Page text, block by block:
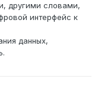
другими словами,
интерфейс к
данных,